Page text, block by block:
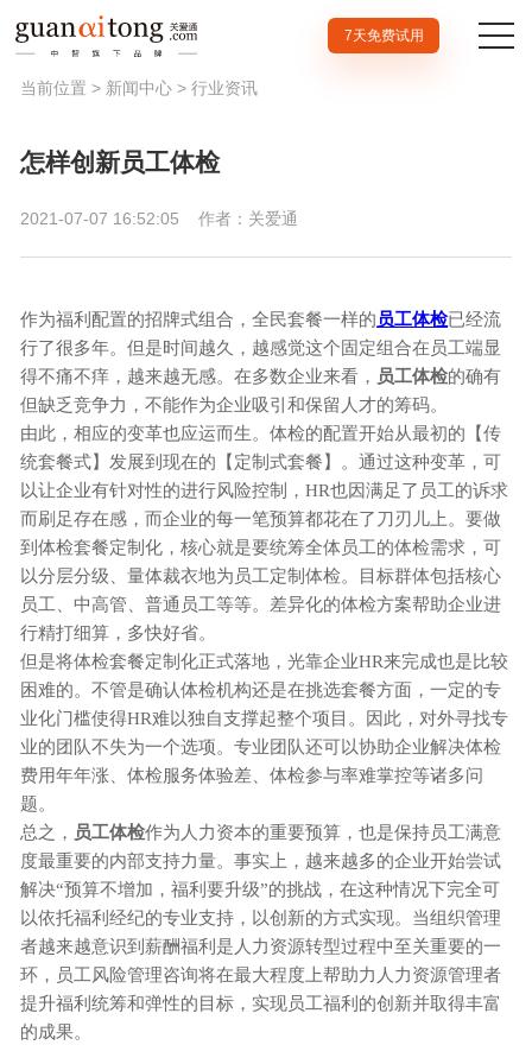
7天免费试用
当前位置 > 新闻中心 > 行业资讯
怎样创新员工体检
2021-07-07 16:52:05 作者：关爱通
作为福利配置的招牌式组合，全民套餐一样的 员工体检已经流
行了很多年。但是时间越久，越感觉这个固定组合在员工端显
得不痛不痒，越来越无感。在多数企业来看， 员工体检的确有
但缺乏竞争力，不能作为企业吸引和保留人才的筹码。
由此，相应的变革也应运而生。体检的配置开始从最初的【传
统套餐式】发展到现在的【定制式套餐】。通过这种变革，可
以让企业有针对性的进行风险控制，HR也因满足了员工的诉求
而刷足存在感，而企业的每一笔预算都花在了刀刃儿上。要做
到体检套餐定制化，核心就是要统筹全体员工的体检需求，可
以分层分级、量体裁衣地为员工定制体检。目标群体包括核心
员工、中高管、普通员工等等。差异化的体检方案帮助企业进
行精打细算，多快好省。
但是将体检套餐定制化正式落地，光靠企业HR来完成也是比较
困难的。不管是确认体检机构还是在挑选套餐方面，一定的专
业化门槛使得HR难以独自支撑起整个项目。因此，对外寻找专
业的团队不失为一个选项。专业团队还可以协助企业解决体检
费用年年涨、体检服务体验差、体检参与率难掌控等诸多问
题。
总之， 员工体检作为人力资本的重要预算，也是保持员工满意
度最重要的内部支持力量。事实上，越来越多的企业开始尝试
解决“预算不增加，福利要升级”的挑战，在这种情况下完全可
以依托福利经纪的专业支持，以创新的方式实现。当组织管理
者越来越意识到薪酬福利是人力资源转型过程中至关重要的一
环，员工风险管理咨询将在最大程度上帮助力人力资源管理者
提升福利统筹和弹性的目标，实现员工福利的创新并取得丰富
的成果。